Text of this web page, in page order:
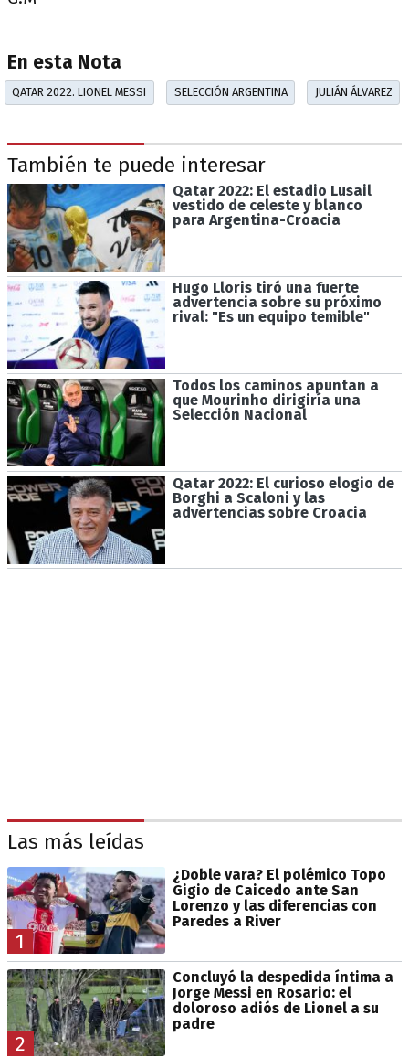
En esta Nota
QATAR 2022. LIONEL MESSI SELECCIÓN ARGENTINA JULIÁN ÁLVAREZ
También te puede interesar
Qatar 2022: El estadio Lusail
vestido de celeste y blanco
para Argentina-Croacia
Hugo Lloris tiró una fuerte
advertencia sobre su próximo
rival: "Es un equipo temible"
Todos los caminos apuntan a
que Mourinho dirigiría una
Selección Nacional
Qatar 2022: El curioso elogio de
Borghi a Scaloni y las
advertencias sobre Croacia
Las más leídas
1
¿Doble vara? El polémico Topo
Gigio de Caicedo ante San
Lorenzo y las diferencias con
Paredes a River
2
Concluyó la despedida íntima a
Jorge Messi en Rosario: el
doloroso adiós de Lionel a su
padre